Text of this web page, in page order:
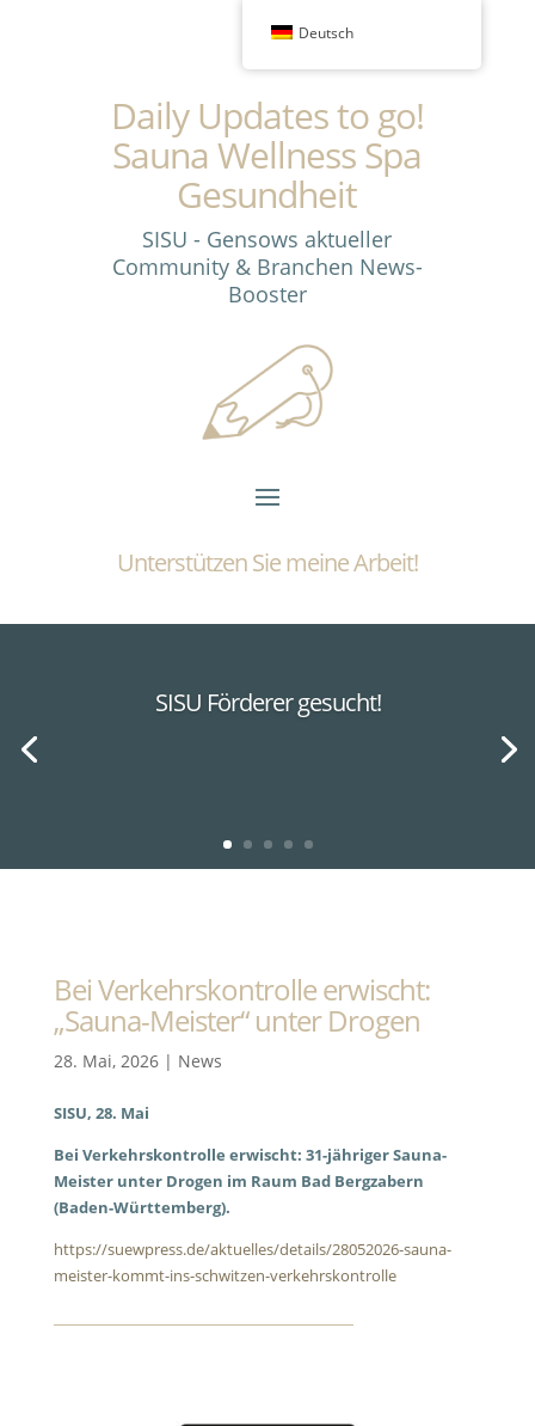
Daily Updates to go!
Sauna Wellness Spa
Gesundheit
SISU - Gensows aktueller
Community & Branchen News-
Booster
Unterstützen Sie meine Arbeit!
SISU Förderer gesucht!
Bei Verkehrskontrolle erwischt:
„Sauna-Meister“ unter Drogen
28. Mai, 2026| News
SISU, 28. Mai
Bei Verkehrskontrolle erwischt: 31-jähriger Sauna-
Meister unter Drogen im Raum Bad Bergzabern
(Baden-Württemberg).
https://suewpress.de/aktuelles/details/28052026-sauna-
meister-kommt-ins-schwitzen-verkehrskontrolle
Deutsch